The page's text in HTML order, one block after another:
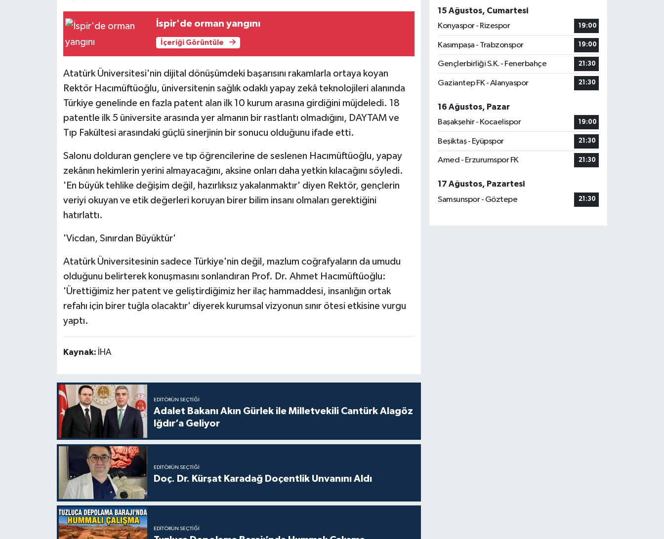
İspir'de orman yangını
İçeriği Görüntüle
Atatürk Üniversitesi'nin dijital dönüşümdeki başarısını rakamlarla ortaya koyan
Rektör Hacımüftüoğlu, üniversitenin sağlık odaklı yapay zekâ teknolojileri alanında
Türkiye genelinde en fazla patent alan ilk 10 kurum arasına girdiğini müjdeledi. 18
patentle ilk 5 üniversite arasında yer almanın bir rastlantı olmadığını, DAYTAM ve
Tıp Fakültesi arasındaki güçlü sinerjinin bir sonucu olduğunu ifade etti.
Salonu dolduran gençlere ve tıp öğrencilerine de seslenen Hacımüftüoğlu, yapay
zekânın hekimlerin yerini almayacağını, aksine onları daha yetkin kılacağını söyledi.
'En büyük tehlike değişim değil, hazırlıksız yakalanmaktır' diyen Rektör, gençlerin
veriyi okuyan ve etik değerleri koruyan birer bilim insanı olmaları gerektiğini
hatırlattı.
'Vicdan, Sınırdan Büyüktür'
Atatürk Üniversitesinin sadece Türkiye'nin değil, mazlum coğrafyaların da umudu
olduğunu belirterek konuşmasını sonlandıran Prof. Dr. Ahmet Hacımüftüoğlu:
'Ürettiğimiz her patent ve geliştirdiğimiz her ilaç hammaddesi, insanlığın ortak
refahı için birer tuğla olacaktır' diyerek kurumsal vizyonun sınır ötesi etkisine vurgu
yaptı.
Kaynak: İHA
EDITÖRÜN SEÇTIĞI
Adalet Bakanı Akın Gürlek ile Milletvekili Cantürk Alagöz
Iğdır’a Geliyor
EDITÖRÜN SEÇTIĞI
Doç. Dr. Kürşat Karadağ Doçentlik Unvanını Aldı
EDITÖRÜN SEÇTIĞI
15 Ağustos, Cumartesi
Konyaspor - Rizespor
19:00
Kasımpaşa - Trabzonspor 19:00
Gençlerbirliği S.K. - Fenerbahçe 21:30
Gaziantep FK - Alanyaspor 21:30
16 Ağustos, Pazar
Başakşehir - Kocaelispor
19:00
Beşiktaş - Eyüpspor 21:30
Amed - Erzurumspor FK 21:30
17 Ağustos, Pazartesi
Samsunspor - Göztepe
21:30